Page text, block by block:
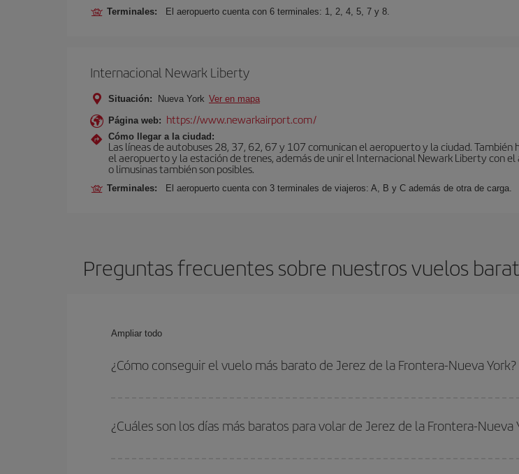
Terminales: El aeropuerto cuenta con 6 terminales: 1, 2, 4, 5, 7 y 8.
Internacional Newark Liberty
Situación: Nueva York Ver en mapa
Página web: https://www.newarkairport.com/
Cómo llegar a la ciudad:
Las líneas de autobuses 28, 37, 62, 67 y 107 comunican el aeropuerto y la ciudad.
el aeropuerto y la estación de trenes, además de unir el Internacional Newark Liberty con
o limusinas también son posibles.
Terminales: El aeropuerto cuenta con 3 terminales de viajeros: A, B y C además de otra de carga.
Preguntas frecuentes sobre nuestros vuelos
Ampliar todo
¿Cómo conseguir el vuelo más barato de Jerez de la Frontera-Nueva York?
flexible con las fechas y horarios de ida y vuelta.
¿Cuáles son los días más baratos para volar de Jerez de la Frontera-Nueva